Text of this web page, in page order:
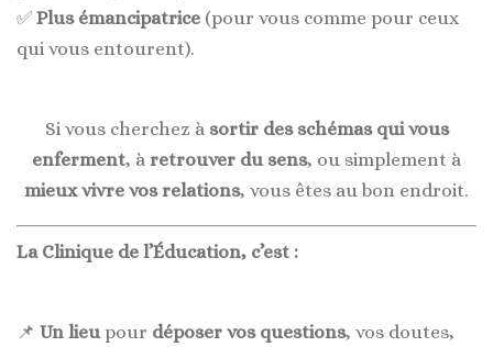
✅ Plus émancipatrice (pour vous comme pour ceux
qui vous entourent).
Si vous cherchez à sortir des schémas qui vous
enferment, à retrouver du sens, ou simplement à
mieux vivre vos relations, vous êtes au bon endroit.
La Clinique de l’Éducation, c’est :
📌 Un lieu pour déposer vos questions, vos doutes,